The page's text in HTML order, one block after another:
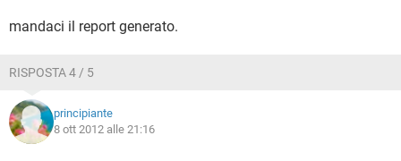
mandaci il report generato.
RISPOSTA 4 / 5
principiante
8 ott 2012 alle 21:16